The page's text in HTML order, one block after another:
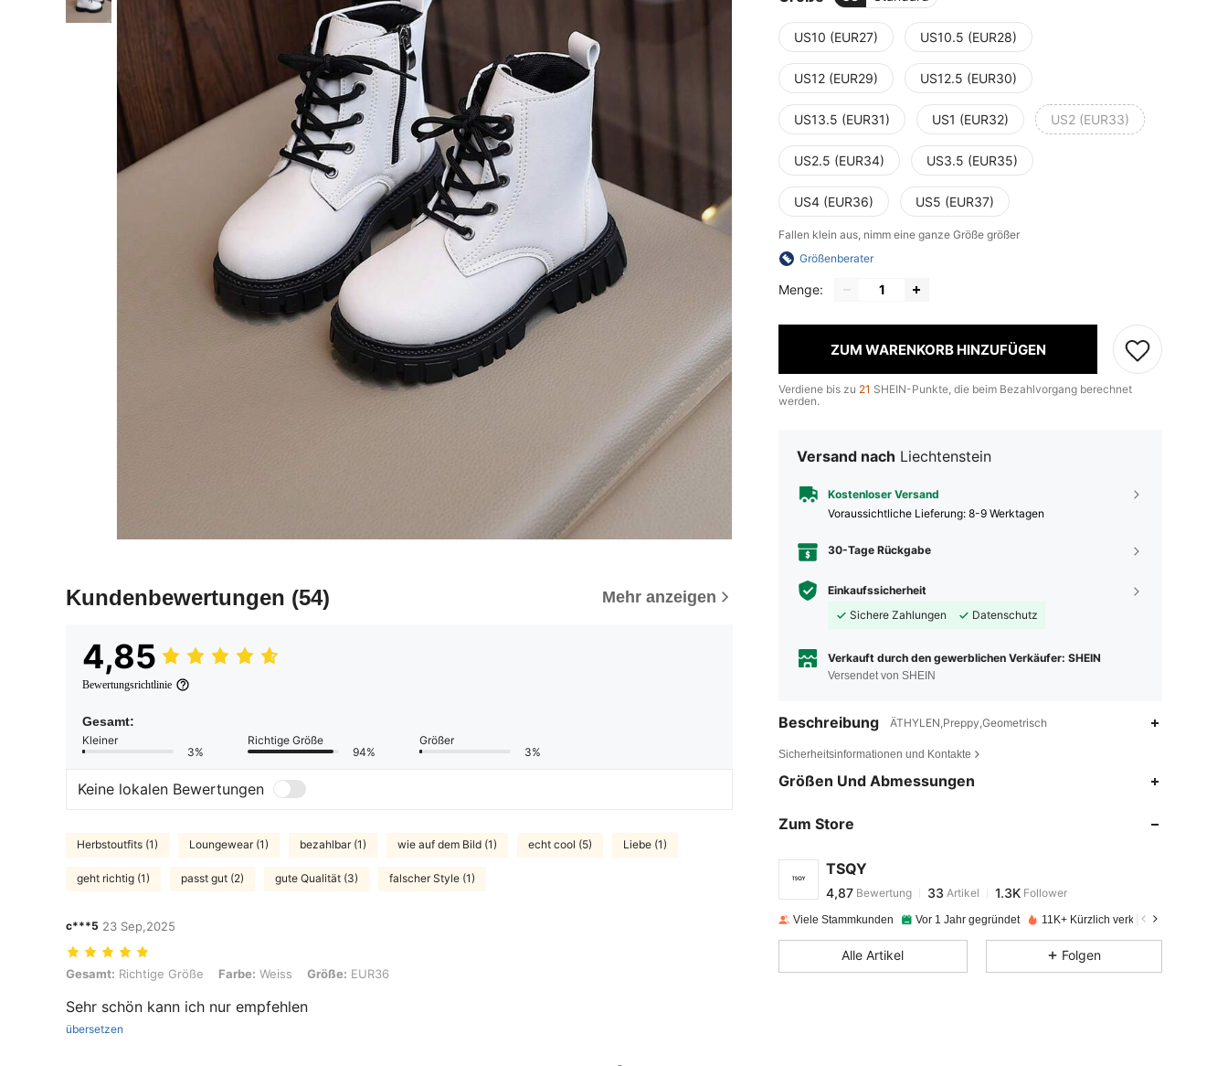
Kundenbewertungen (54) Mehr anzeigen
4,85
Bewertungsrichtlinie
Gesamt:
Kleiner
3%
Richtige Größe
94%
Größer
3%
Keine lokalen Bewertungen
Herbstoutfits (1) Loungewear (1) bezahlbar (1) wie auf dem Bild (1) echt cool (5) Liebe (1)
geht richtig (1) passt gut (2) gute Qualität (3) falscher Style (1)
c***5 23 Sep,2025
Gesamt: Richtige Größe, Farbe: Weiss, Größe: EUR36
Gesamt: Richtige Größe Farbe: Weiss Größe: EUR36
Sehr schön kann ich nur empfehlen
übersetzen
US10 (EUR27) US10.5 (EUR28)
US12 (EUR29) US12.5 (EUR30)
US13.5 (EUR31) US1 (EUR32) US2 (EUR33)
US2.5 (EUR34) US3.5 (EUR35)
US4 (EUR36) US5 (EUR37)
Fallen klein aus, nimm eine ganze Größe größer
Größenberater
Menge:
ZUM WARENKORB HINZUFÜGEN
Verdiene bis zu 21 SHEIN-Punkte, die beim Bezahlvorgang berechnet
werden.
Versand nach Liechtenstein
Kostenloser Versand
Voraussichtliche Lieferung: 8-9 Werktagen
30-Tage Rückgabe
Einkaufssicherheit
Sichere Zahlungen
Datenschutz
Verkauft durch den gewerblichen Verkäufer: SHEIN
Versendet von SHEIN
Beschreibung ÄTHYLEN,Preppy,Geometrisch
Sicherheitsinformationen und Kontakte
Größen Und Abmessungen
Zum Store
TSQY
4,87
4,87
d***mbezahlt Vor 1 Tag
Viele Stammkunden Vor 1 Jahr gegründet 11K+ Kürzlich verkauft
Alle Artikel Folgen